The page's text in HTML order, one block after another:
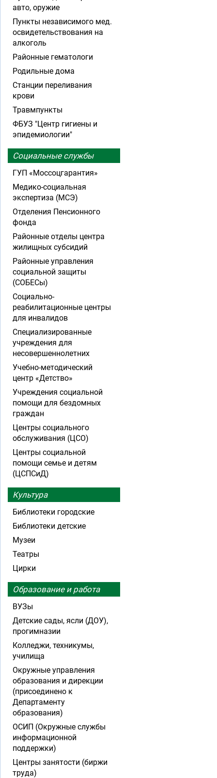
авто, оружие
Пункты независимого мед.
освидетельствования на
алкоголь
Районные гематологи
Родильные дома
Станции переливания
крови
Травмпункты
ФБУЗ "Центр гигиены и
эпидемиологии"
Социальные службы
ГУП «Моссоцгарантия»
Медико-социальная
экспертиза (МСЭ)
Отделения Пенсионного
фонда
Районные отделы центра
жилищных субсидий
Районные управления
социальной защиты
(СОБЕСы)
Социально-
реабилитационные центры
для инвалидов
Специализированные
учреждения для
несовершеннолетних
Учебно-методический
центр «Детство»
Учреждения социальной
помощи для бездомных
граждан
Центры социального
обслуживания (ЦСО)
Центры социальной
помощи семье и детям
(ЦСПСиД)
Культура
Библиотеки городские
Библиотеки детские
Музеи
Театры
Цирки
Образование и работа
ВУЗы
Детские сады, ясли (ДОУ),
прогимназии
Колледжи, техникумы,
училища
Окружные управления
образования и дирекции
(присоединено к
Департаменту
образования)
ОСИП (Окружные службы
информационной
поддержки)
Центры занятости (биржи
труда)